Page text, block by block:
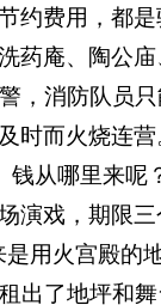
约费用，都
药庵、陶公
，消防队员
时而火烧连营
钱从哪里来呢
演戏，期限
用火宫殿的
出了地坪和